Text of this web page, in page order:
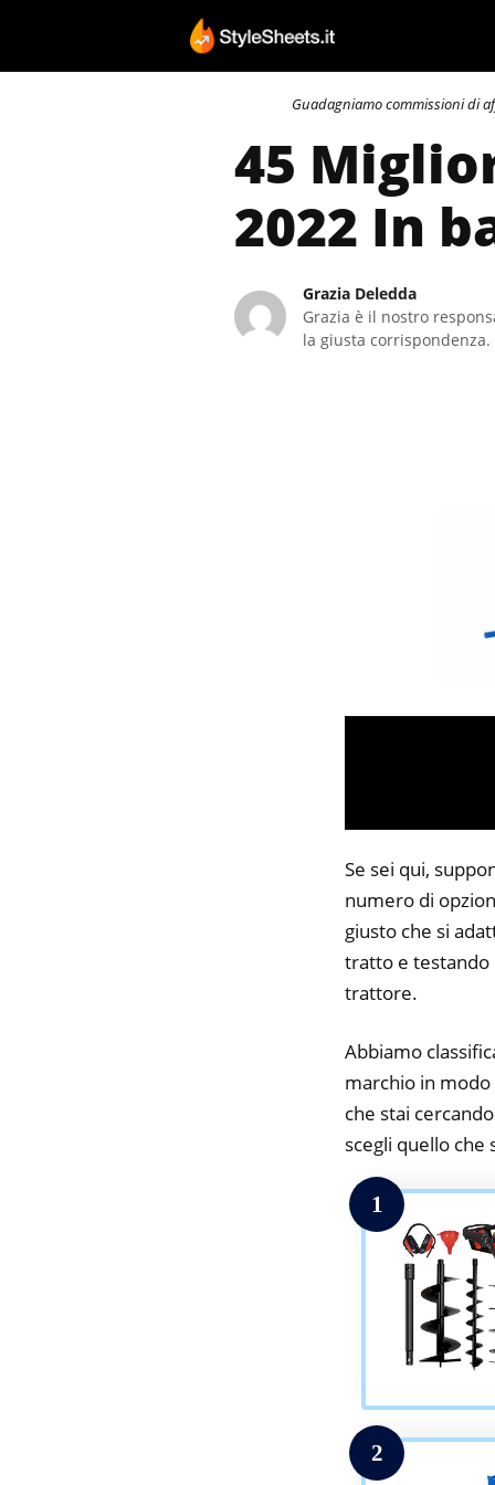
contenuto
Guadagniamo commissioni di
45
2022 In
Grazia Deledda
Grazia è il nostro
la giusta
Se sei qui,
numero di
giusto che si
tratto e testando
trattore.
Abbiamo
marchio in
che stai
scegli quello che
1
2